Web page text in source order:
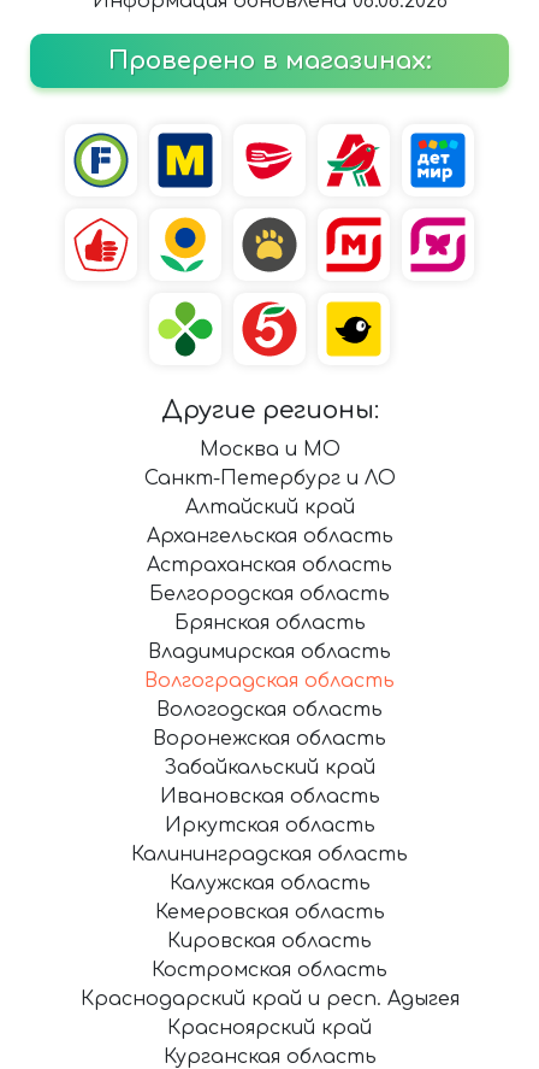
Проверено в магазинах:
Другие регионы:
Москва и МО
Санкт-Петербург и ЛО
Алтайский край
Архангельская область
Астраханская область
Белгородская область
Брянская область
Владимирская область
Волгоградская область
Вологодская область
Воронежская область
Забайкальский край
Ивановская область
Иркутская область
Калининградская область
Калужская область
Кемеровская область
Кировская область
Костромская область
Краснодарский край и респ. Адыгея
Красноярский край
Курганская область